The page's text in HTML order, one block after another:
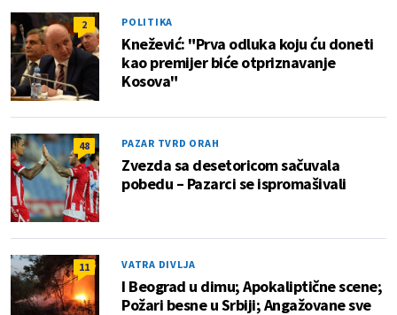
2 POLITIKA
Knežević: "Prva odluka koju ću doneti
kao premijer biće otpriznavanje
Kosova"
48 PAZAR TVRD ORAH
Zvezda sa desetoricom sačuvala
pobedu – Pazarci se ispromašivali
11 VATRA DIVLJA
I Beograd u dimu; Apokaliptične scene;
Požari besne u Srbiji; Angažovane sve